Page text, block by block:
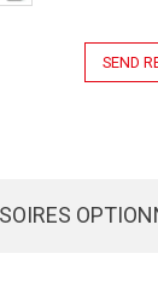
SEND